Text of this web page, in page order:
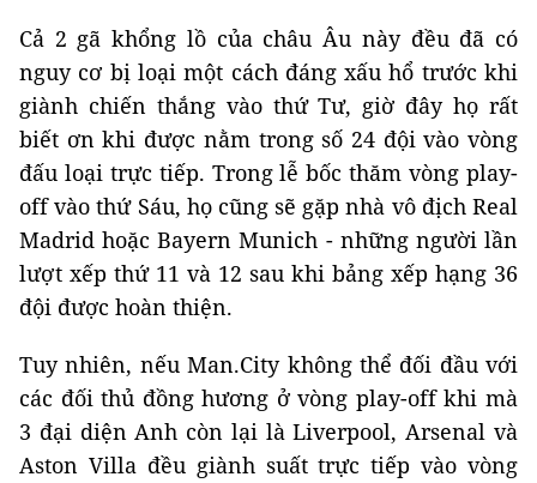
Cả 2 gã khổng lồ của châu Âu này đều đã có
nguy cơ bị loại một cách đáng xấu hổ trước khi
giành chiến thắng vào thứ Tư, giờ đây họ rất
biết ơn khi được nằm trong số 24 đội vào vòng
đấu loại trực tiếp. Trong lễ bốc thăm vòng play-
off vào thứ Sáu, họ cũng sẽ gặp nhà vô địch Real
Madrid hoặc Bayern Munich - những người lần
lượt xếp thứ 11 và 12 sau khi bảng xếp hạng 36
đội được hoàn thiện.
Tuy nhiên, nếu Man.City không thể đối đầu với
các đối thủ đồng hương ở vòng play-off khi mà
3 đại diện Anh còn lại là Liverpool, Arsenal và
Aston Villa đều giành suất trực tiếp vào vòng